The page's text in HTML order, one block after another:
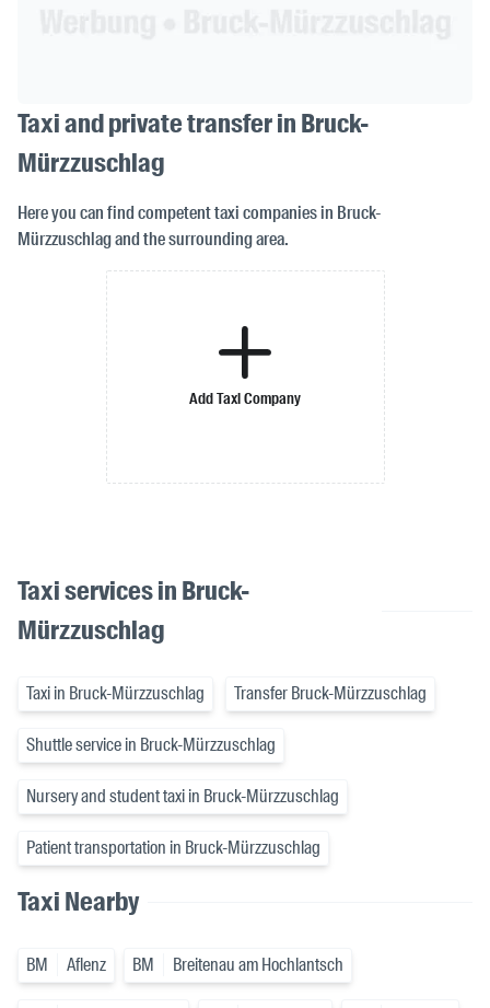
Taxi and private transfer in Bruck-
Mürzzuschlag
Here you can find competent taxi companies in Bruck-
Mürzzuschlag and the surrounding area.
Add Taxi Company
Taxi services in Bruck-
Mürzzuschlag
Taxi in Bruck-Mürzzuschlag Transfer Bruck-Mürzzuschlag
Shuttle service in Bruck-Mürzzuschlag
Nursery and student taxi in Bruck-Mürzzuschlag
Patient transportation in Bruck-Mürzzuschlag
Taxi Nearby
BM Aflenz BM Breitenau am Hochlantsch